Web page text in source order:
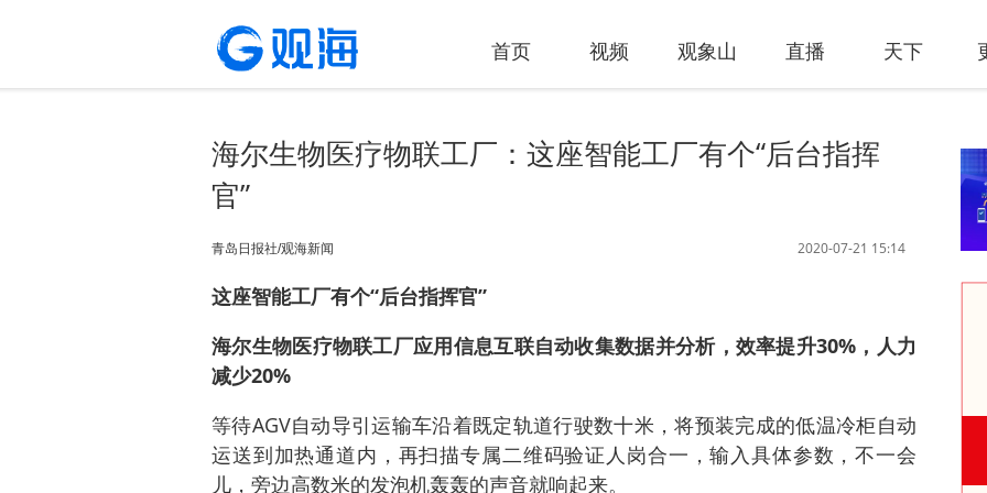
首页 视频 观象山 直播 天下
海尔生物医疗物联工厂：这座智能工厂有个“后台指挥
官”
2020-07-21 15:14
青岛日报社/观海新闻
这座智能工厂有个“后台指挥官”
海尔生物医疗物联工厂应用信息互联自动收集数据并分析，效率提升30%，人力
减少20%
等待AGV自动导引运输车沿着既定轨道行驶数十米，将预装完成的低温冷柜自动
运送到加热通道内，再扫描专属二维码验证人岗合一，输入具体参数，不一会
儿，旁边高数米的发泡机轰轰的声音就响起来。